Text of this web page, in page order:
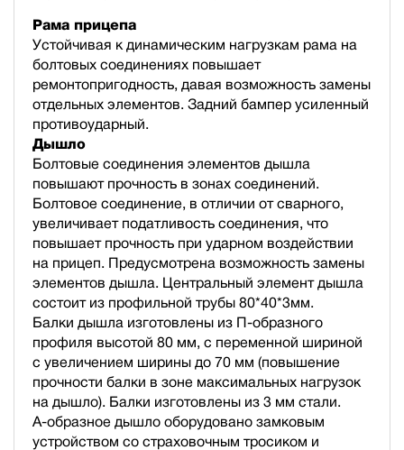
Рама прицепа
Устойчивая к динамическим нагрузкам рама на
болтовых соединениях повышает
ремонтопригодность, давая возможность замены
отдельных элементов. Задний бампер усиленный
противоударный.
Дышло
Болтовые соединения элементов дышла
повышают прочность в зонах соединений.
Болтовое соединение, в отличии от сварного,
увеличивает податливость соединения, что
повышает прочность при ударном воздействии
на прицеп. Предусмотрена возможность замены
элементов дышла. Центральный элемент дышла
состоит из профильной трубы 80*40*3мм.
Балки дышла изготовлены из П-образного
профиля высотой 80 мм, с переменной шириной
с увеличением ширины до 70 мм (повышение
прочности балки в зоне максимальных нагрузок
на дышло). Балки изготовлены из 3 мм стали.
А-образное дышло оборудовано замковым
устройством со страховочным тросиком и